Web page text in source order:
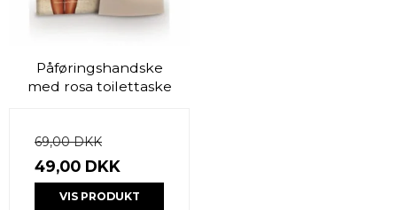
Påføringshandske
med rosa toilettaske
69,00 DKK
49,00 DKK
VIS PRODUKT